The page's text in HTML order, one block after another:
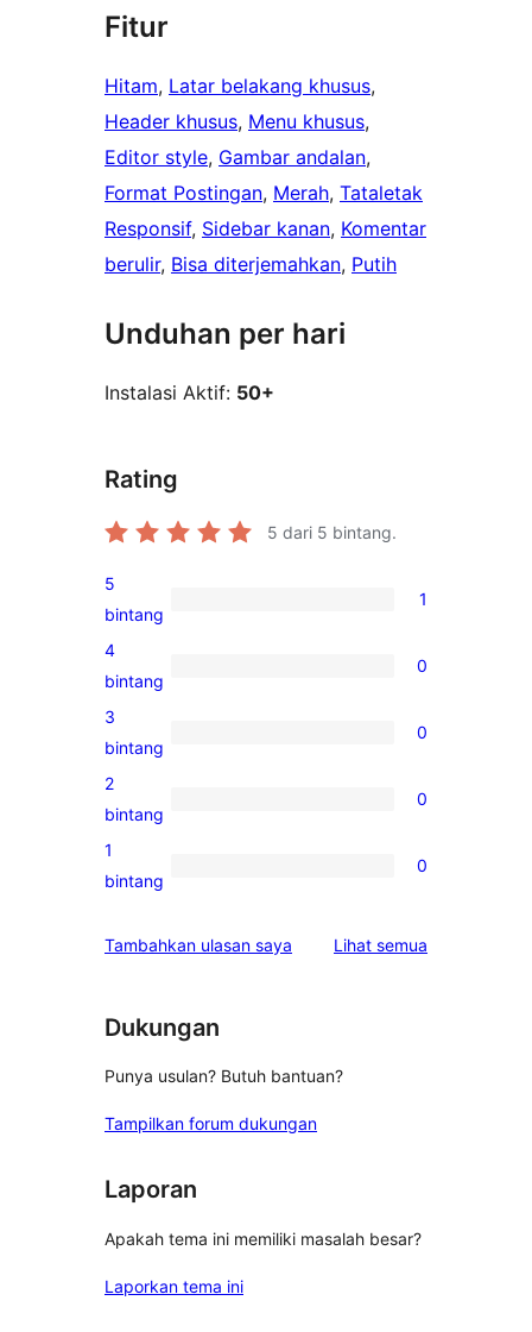
Fitur
Hitam, Latar belakang khusus
Header khusus, Menu khusus
Editor style, Gambar andalan
Format Postingan, Merah, Tataletak
Responsif, Sidebar kanan, Komentar
berulir, Bisa diterjemahkan, Putih
Unduhan per hari
Instalasi Aktif: 50+
Rating
5 dari 5 bintang.
1
ulasan
5-
5
bintang
1
0
ulasan
4-
4
bintang
0
0
ulasan
3-
3
bintang
0
0
ulasan
2-
2
bintang
0
0
1-
1
bintang
0
Tambahkan ulasan saya Lihat semua
Dukungan
Punya usulan? Butuh bantuan?
Tampilkan forum dukungan
Laporan
Apakah tema ini memiliki masalah besar?
Laporkan tema ini